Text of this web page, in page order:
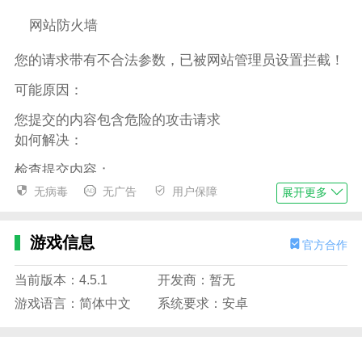
网站防火墙
您的请求带有不合法参数，已被网站管理员设置拦截！
可能原因：
您提交的内容包含危险的攻击请求
如何解决：
检查提交内容；
如网站托管，请联系空间提供商；
无病毒 无广告 用户保障 展开更多
游戏信息 官方合作
当前版本：4.5.1
开发商：暂无
游戏语言：简体中文
系统要求：安卓